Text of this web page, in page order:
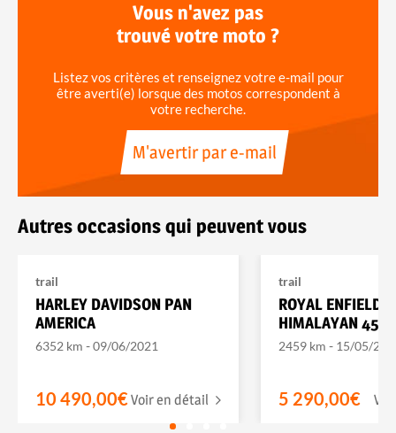
Vous n'avez pas
trouvé votre moto ?
Listez vos critères et renseignez votre e-mail pour
être averti(e) lorsque des motos correspondent à
votre recherche.
M'avertir par e-mail
Autres occasions qui peuvent vous
trail
HARLEY DAVIDSON PAN
AMERICA
6352 km -09/06/2021
10 490,00€Voir en détail
trail
ROYAL ENFIELD
HIMALAYAN 450
2459 km - 15/05/
5 290,00€